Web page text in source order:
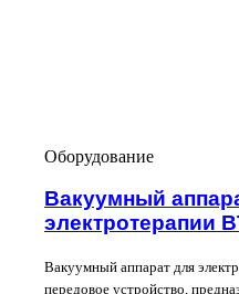
Оборудование
Вакуумный
электротерапии
Вакуумный аппарат для
передовое устройство,